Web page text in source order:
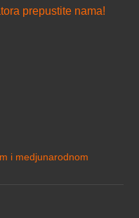
prepustite nama!
i medjunarodnom